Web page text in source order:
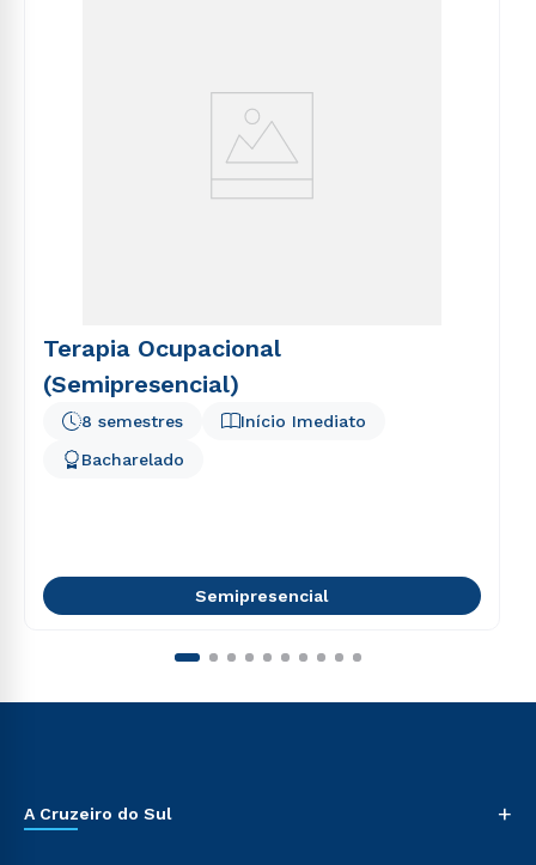
Terapia Ocupacional
(Semipresencial)
Início Imediato
8 semestres
Bacharelado
Semipresencial
A Cruzeiro do Sul +